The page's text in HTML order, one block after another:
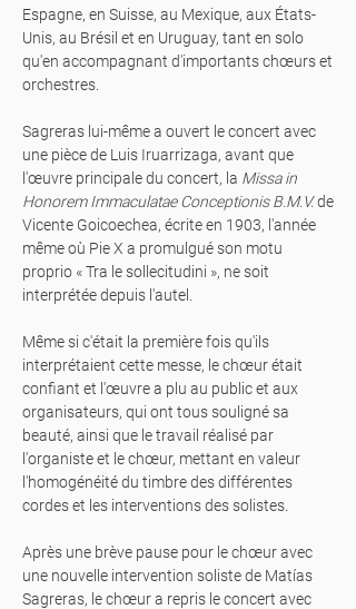
Espagne, en Suisse, au Mexique, aux États-
Unis, au Brésil et en Uruguay, tant en solo
qu'en accompagnant d'importants chœurs et
orchestres.
Sagreras lui-même a ouvert le concert avec
une pièce de Luis Iruarrizaga, avant que
l'œuvre principale du concert, la Missa in
Honorem Immaculatae Conceptionis B.M.V.de
Vicente Goicoechea, écrite en 1903, l'année
même où Pie X a promulgué son motu
proprio « Tra le sollecitudini », ne soit
interprétée depuis l'autel.
Même si c'était la première fois qu'ils
interprétaient cette messe, le chœur était
confiant et l'œuvre a plu au public et aux
organisateurs, qui ont tous souligné sa
beauté, ainsi que le travail réalisé par
l'organiste et le chœur, mettant en valeur
l'homogénéité du timbre des différentes
cordes et les interventions des solistes.
Après une brève pause pour le chœur avec
une nouvelle intervention soliste de Matías
Sagreras, le chœur a repris le concert avec